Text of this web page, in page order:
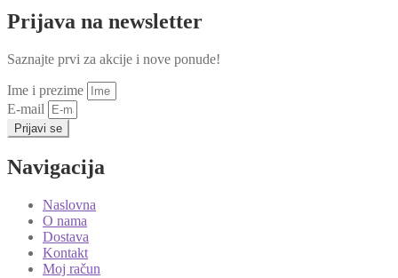
Prijava na newsletter
Saznajte prvi za akcije i nove ponude!
Ime i prezime
E-mail
Prijavi se
Navigacija
Naslovna
O nama
Dostava
Kontakt
Moj račun